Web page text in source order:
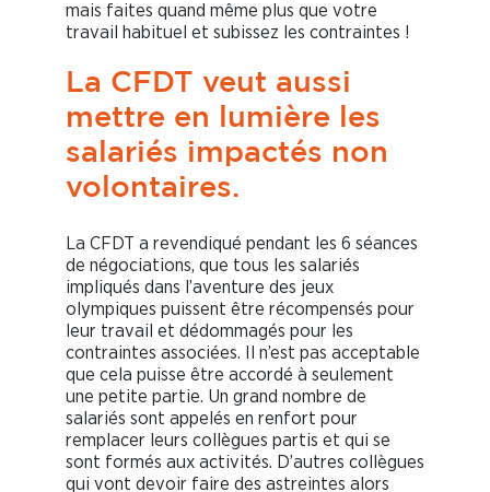
mais faites quand même plus que votre
travail habituel et subissez les contraintes !
La CFDT veut aussi
mettre en lumière les
salariés impactés non
volontaires.
La CFDT a revendiqué pendant les 6 séances
de négociations, que tous les salariés
impliqués dans l’aventure des jeux
olympiques puissent être récompensés pour
leur travail et dédommagés pour les
contraintes associées. Il n’est pas acceptable
que cela puisse être accordé à seulement
une petite partie. Un grand nombre de
salariés sont appelés en renfort pour
remplacer leurs collègues partis et qui se
sont formés aux activités. D’autres collègues
qui vont devoir faire des astreintes alors